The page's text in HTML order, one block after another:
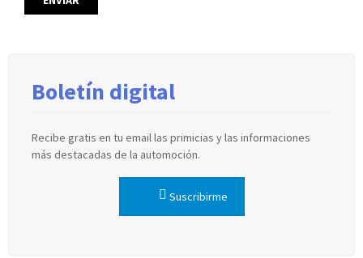
Boletín digital
Recibe gratis en tu email las primicias y las informaciones
más destacadas de la automoción.
Suscribirme